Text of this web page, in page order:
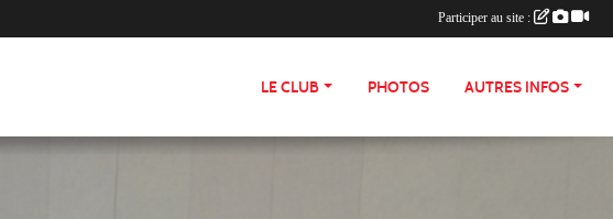
LE CLUB PHOTOS AUTRES INFOS
Participer au site :